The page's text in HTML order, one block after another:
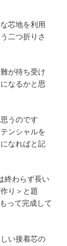
芯地を利用
二つ折りさ
が待ち受け
なるかと思
うのです
ンシャルを
なればと記
終わらず長い
り＞と題
って完成して
い接着芯の